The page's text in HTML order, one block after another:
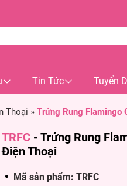
Tin Tức Tuyển
Thoại » Trứng Rung Flamingo
TRFC - Trứng Rung
Điện Thoại
Mã sản phẩm: TRFC